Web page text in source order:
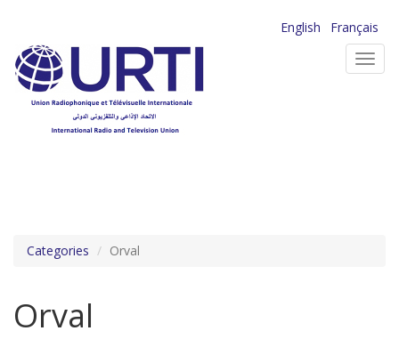
contenu
principal
English
Français
Categories Orval
Orval